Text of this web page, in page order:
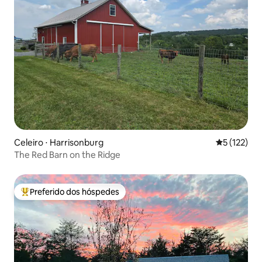
Celeiro ⋅ Harrisonburg 5 de uma
5 (122)
The Red Barn on the Ridge
Entre os melhores preferidos dos hóspedes
Preferido dos hóspedes